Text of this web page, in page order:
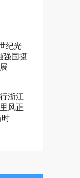
纪光
强国摄
浙江
风正
时